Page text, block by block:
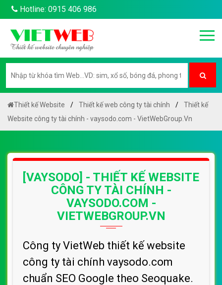
Hotline: 0915 406 986
Thiết kế Website Thiết kế web công ty tài chính
Thiết kế
Website công ty tài chính - vaysodo.com - VietWebGroup.Vn
[VAYSODO] - THIẾT KẾ WEBSITE
CÔNG TY TÀI CHÍNH -
VAYSODO.COM -
VIETWEBGROUP.VN
Công ty VietWeb thiết kế website
công ty tài chính vaysodo.com
chuẩn SEO Google theo Seoquake.